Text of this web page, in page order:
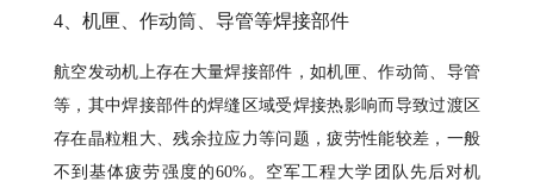
4、机匣、作动筒、导管等焊接部件
航空发动机上存在大量焊接部件，如机匣、作动筒、导管
等，其中焊接部件的焊缝区域受焊接热影响而导致过渡区
存在晶粒粗大、残余拉应力等问题，疲劳性能较差，一般
不到基体疲劳强度的60%。空军工程大学团队先后对机